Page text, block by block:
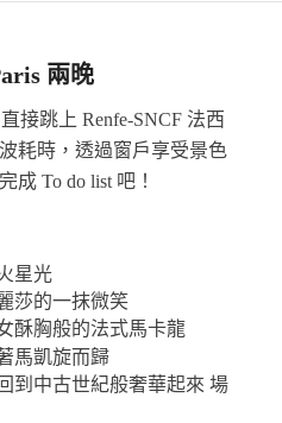
兩晚
接跳上 Renfe-SNCF 法西
耗時，透過窗戶享受景色
成 To do list 吧！
星光
莎的一抹微笑
酥胸般的法式馬卡龍
馬凱旋而歸
到中古世紀般奢華起來 場